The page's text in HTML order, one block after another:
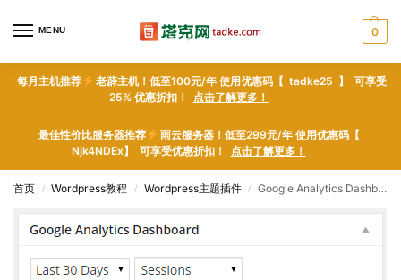
MENU 0
每月主机推荐
老薜主机！低至100元/年 使用优惠码【 tadke25 】 可享受
25% 优惠折扣！ 点击了解更多！
最佳性价比服务器推荐
雨云服务器！低至299元/年 使用优惠码【
Njk4NDEx】 可享受优惠折扣！ 点击了解更多！
首页 / Wordpress教程 / Wordpress主题插件 / Google Analytics Dashboard for WP by ExactMetrics (formerly GADWP) – WordPress plugin WordPress插件下载